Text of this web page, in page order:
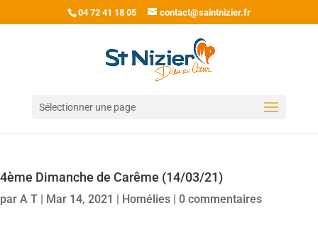
04 72 41 18 05 contact@saintnizier.fr
Sélectionner une page
4ème Dimanche de Carême (14/03/21)
par A T | Mar 14, 2021 | Homélies | 0 commentaires